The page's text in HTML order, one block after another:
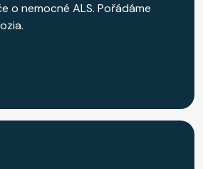
o nemocné ALS. Pořádáme